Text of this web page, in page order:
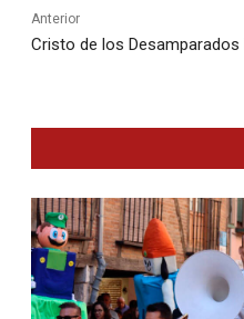
Anterior
Cristo de los